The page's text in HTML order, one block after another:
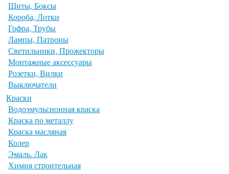
Щиты, Боксы
Короба, Лотки
Гофра, Трубы
Лампы, Патроны
Светильники, Прожекторы
Монтажные аксессуары
Розетки, Вилки
Выключатели
Краски
Водоэмульсионная краска
Краска по металлу
Краска масляная
Колер
Эмаль. Лак
Химия строительная